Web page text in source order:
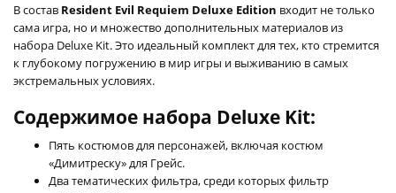
В состав Resident Evil Requiem Deluxe Edition входит не только
сама игра, но и множество дополнительных материалов из
набора Deluxe Kit. Это идеальный комплект для тех, кто стремится
к глубокому погружению в мир игры и выживанию в самых
экстремальных условиях.
Содержимое набора Deluxe Kit:
Пять костюмов для персонажей, включая костюм
«Димитреску» для Грейс.
Два тематических фильтра, среди которых фильтр